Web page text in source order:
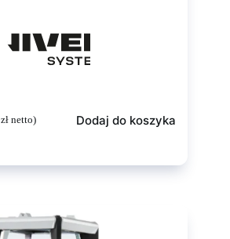
złnetto) Dodaj do koszyka